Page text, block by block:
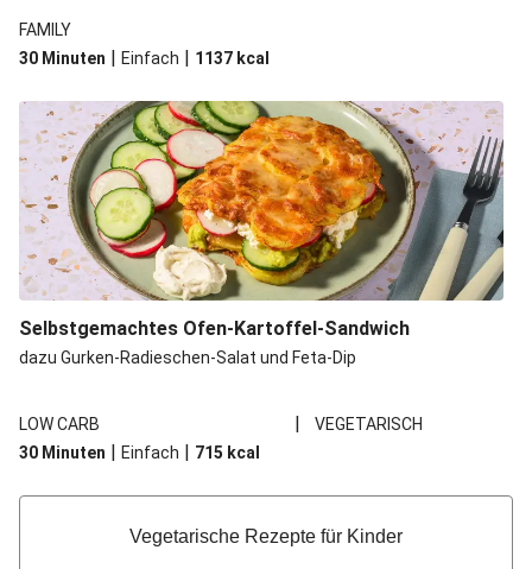
FAMILY
30 Minuten | Einfach | 1137 kcal
Selbstgemachtes Ofen-Kartoffel-Sandwich
dazu Gurken-Radieschen-Salat und Feta-Dip
LOW CARB |
VEGETARISCH
30 Minuten | Einfach | 715 kcal
Vegetarische Rezepte für Kinder